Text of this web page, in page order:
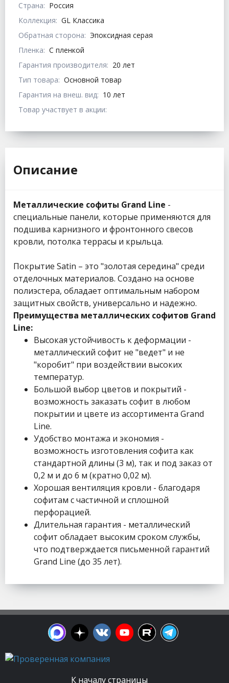
Страна: Россия
Коллекция: GL Классика
Обратная сторона: Эпоксидная серая
Пленка: С пленкой
Гарантия производителя: 20 лет
Тип товара: Основной товар
Гарантия на внеш. вид: 10 лет
Товар участвует в акции:
Описание
Металлические софиты Grand Line -
специальные панели, которые применяются для
подшива карнизного и фронтонного свесов
кровли, потолка террасы и крыльца.
Покрытие Satin – это "золотая середина" среди
отделочных материалов. Создано на основе
полиэстера, обладает оптимальным набором
защитных свойств, универсально и надежно.
Преимущества металлических софитов Grand
Line:
Высокая устойчивость к деформации -
металлический софит не "ведет" и не
"коробит" при воздействии высоких
температур.
Большой выбор цветов и покрытий -
возможность заказать софит в любом
покрытии и цвете из ассортимента Grand
Line.
Удобство монтажа и экономия -
возможность изготовления софита как
стандартной длины (3 м), так и под заказ от
0,2 м и до 6 м (кратно 0,02 м).
Хорошая вентиляция кровли - благодаря
софитам с частичной и сплошной
перфорацией.
Длительная гарантия - металлический
софит обладает высоким сроком службы,
что подтверждается письменной гарантий
Grand Line (до 35 лет).
К началу страницы